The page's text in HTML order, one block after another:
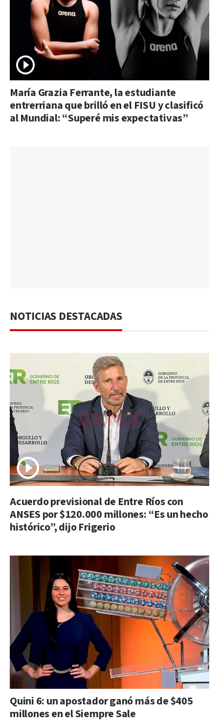
María Grazia Ferrante, la estudiante
entrerriana que brilló en el FISU y clasificó
al Mundial: “Superé mis expectativas”
NOTICIAS DESTACADAS
Acuerdo previsional de Entre Ríos con
ANSES por $120.000 millones: “Es un hecho
histórico”, dijo Frigerio
Quini 6: un apostador ganó más de $405
millones en el Siempre Sale